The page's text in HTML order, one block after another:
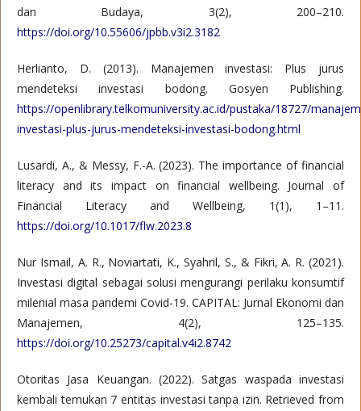
dan Budaya, 3(2), 200–210.
https://doi.org/10.55606/jpbb.v3i2.3182
Herlianto, D. (2013). Manajemen investasi: Plus jurus
mendeteksi investasi bodong. Gosyen Publishing.
https://openlibrary.telkomuniversity.ac.id/pustaka/18727/
investasi-plus-jurus-mendeteksi-investasi-bodong.html
Lusardi, A., & Messy, F.-A. (2023). The importance of financial
literacy and its impact on financial wellbeing. Journal of
Financial Literacy and Wellbeing, 1(1), 1–11.
https://doi.org/10.1017/flw.2023.8
Nur Ismail, A. R., Noviartati, K., Syahril, S., & Fikri, A. R. (2021).
Investasi digital sebagai solusi mengurangi perilaku konsumtif
milenial masa pandemi Covid-19. CAPITAL: Jurnal Ekonomi dan
Manajemen, 4(2), 125–135.
https://doi.org/10.25273/capital.v4i2.8742
Otoritas Jasa Keuangan. (2022). Satgas waspada investasi
kembali temukan 7 entitas investasi tanpa izin. Retrieved from